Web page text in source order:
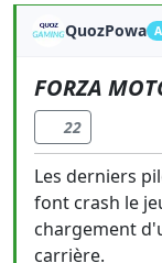
QuozPowa
FORZA
22
Les derniers
font crash le
chargement
carrière.